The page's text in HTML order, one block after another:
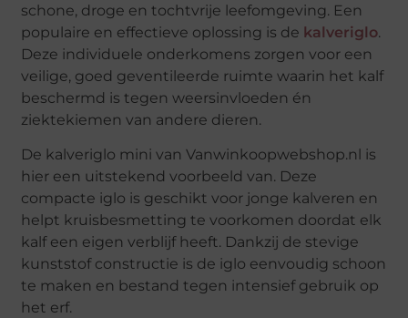
schone, droge en tochtvrije leefomgeving. Een
populaire en effectieve oplossing is de kalveriglo.
Deze individuele onderkomens zorgen voor een
veilige, goed geventileerde ruimte waarin het kalf
beschermd is tegen weersinvloeden én
ziektekiemen van andere dieren.
De kalveriglo mini van Vanwinkoopwebshop.nl is
hier een uitstekend voorbeeld van. Deze
compacte iglo is geschikt voor jonge kalveren en
helpt kruisbesmetting te voorkomen doordat elk
kalf een eigen verblijf heeft. Dankzij de stevige
kunststof constructie is de iglo eenvoudig schoon
te maken en bestand tegen intensief gebruik op
het erf.